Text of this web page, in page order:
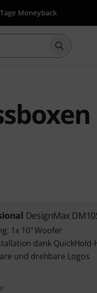
Moneyback
Suche
DesignMax
1x 10" Woofer
dank
und drehbare Logos